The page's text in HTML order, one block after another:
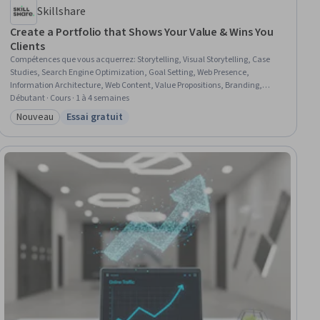
Skillshare
Create a Portfolio that Shows Your Value & Wins You
Clients
Compétences que vous acquerrez: Storytelling, Visual Storytelling, Case
Studies, Search Engine Optimization, Goal Setting, Web Presence,
Information Architecture, Web Content, Value Propositions, Branding,
Personal Attributes, Target Audience
Débutant · Cours · 1 à 4 semaines
Catégorie : Nouveau
Nouveau Statut : Essai gratuit
Essai gratuit